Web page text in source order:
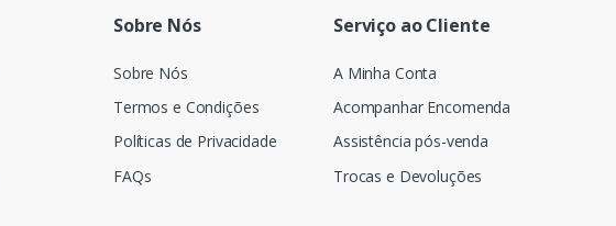
Sobre Nós
Sobre Nós
Termos e Condições
Políticas de Privacidade
FAQs
Serviço ao Cliente
A Minha Conta
Acompanhar Encomenda
Assistência pós-venda
Trocas e Devoluções